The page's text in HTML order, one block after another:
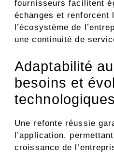
fournisseurs facilitent
échanges et renforcent
l’écosystème de
une continuité de
Adaptabilité
besoins et
technologiques
Une refonte réussie
l’application,
croissance de